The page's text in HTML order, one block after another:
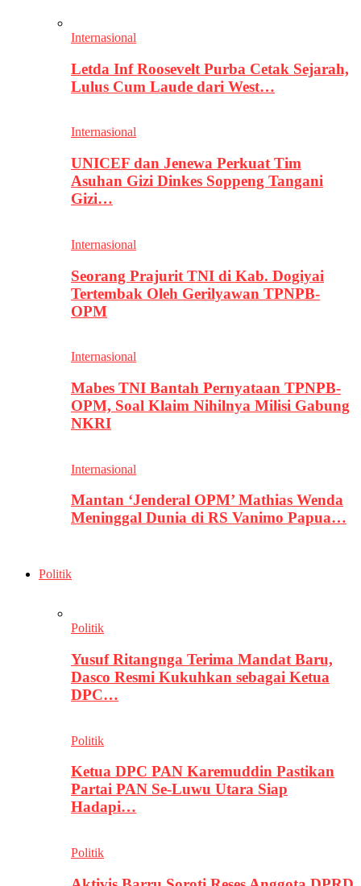
Internasional
Letda Inf Roosevelt Purba Cetak Sejarah,
Lulus Cum Laude dari West…
Internasional
UNICEF dan Jenewa Perkuat Tim
Asuhan Gizi Dinkes Soppeng Tangani
Gizi…
Internasional
Seorang Prajurit TNI di Kab. Dogiyai
Tertembak Oleh Gerilyawan TPNPB-
OPM
Internasional
Mabes TNI Bantah Pernyataan TPNPB-
OPM, Soal Klaim Nihilnya Milisi Gabung
NKRI
Internasional
Mantan ‘Jenderal OPM’ Mathias Wenda
Meninggal Dunia di RS Vanimo Papua…
Politik
Politik
Yusuf Ritangnga Terima Mandat Baru,
Dasco Resmi Kukuhkan sebagai Ketua
DPC…
Politik
Ketua DPC PAN Karemuddin Pastikan
Partai PAN Se-Luwu Utara Siap
Hadapi…
Politik